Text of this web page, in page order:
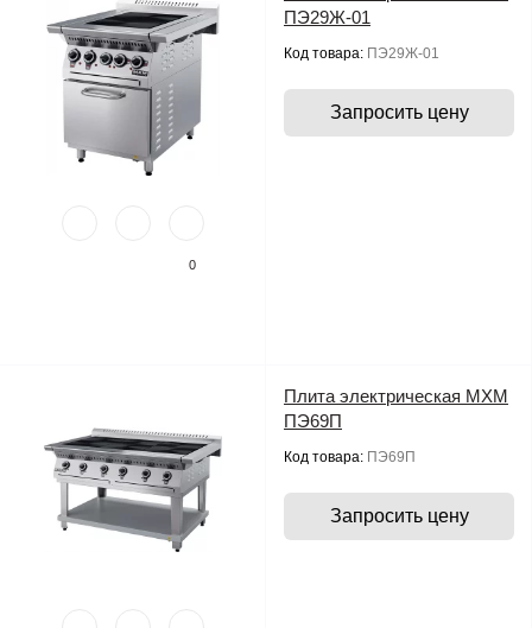
0
ПЭ29Ж-01
Код товара: ПЭ29Ж-01
Запросить цену
Плита электрическая МХМ
ПЭ69П
Код товара: ПЭ69П
Запросить цену